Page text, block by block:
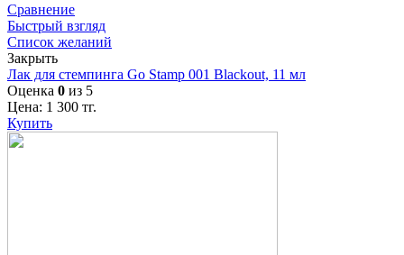
Сравнение
Быстрый взгляд
Список желаний
Закрыть
Лак для стемпинга Go Stamp 001 Blackout, 11 мл
Оценка 0 из 5
Цена: 1 300 тг.
Купить